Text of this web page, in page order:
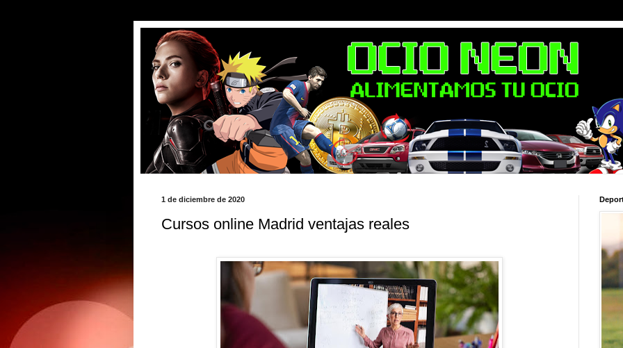
1 de diciembre de 2020
Cursos online Madrid ventajas reales